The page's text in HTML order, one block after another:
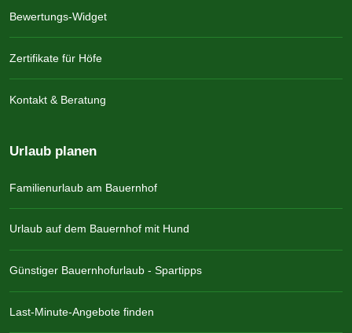
Bewertungs-Widget
Zertifikate für Höfe
Kontakt & Beratung
Urlaub planen
Familienurlaub am Bauernhof
Urlaub auf dem Bauernhof mit Hund
Günstiger Bauernhofurlaub - Spartipps
Last-Minute-Angebote finden